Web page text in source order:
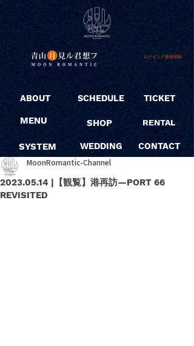
ログイン / 新規登録
ABOUT
MENU
SYSTEM
SCHEDULE
SHOP
WEDDING
TICKET
RENTAL
CONTACT
2023.05.14 |【観覧】港再訪—PORT 66
REVISITED
MoonRomantic-Channel